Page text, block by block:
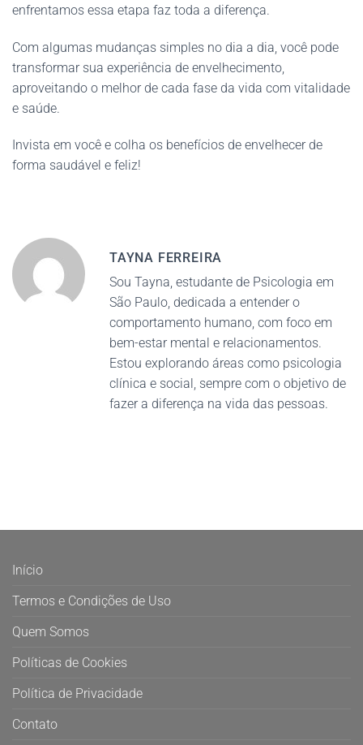
enfrentamos essa etapa faz toda a diferença.
Com algumas mudanças simples no dia a dia, você pode
transformar sua experiência de envelhecimento,
aproveitando o melhor de cada fase da vida com vitalidade
e saúde.
Invista em você e colha os benefícios de envelhecer de
forma saudável e feliz!
TAYNA FERREIRA
Sou Tayna, estudante de Psicologia em
São Paulo, dedicada a entender o
comportamento humano, com foco em
bem-estar mental e relacionamentos.
Estou explorando áreas como psicologia
clínica e social, sempre com o objetivo de
fazer a diferença na vida das pessoas.
Início
Termos e Condições de Uso
Quem Somos
Políticas de Cookies
Política de Privacidade
Contato